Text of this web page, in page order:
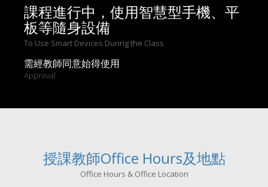
課程進行中，使用智慧型手機、平
板等隨身設備
To Use Smart Devices During the Class
需經教師同意始得使用
Approval
授課教師Office Hours及地點
Office Hours & Office Location